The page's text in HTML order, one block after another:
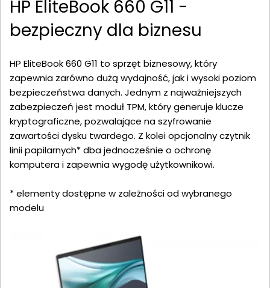
HP EliteBook 660 G11 -
bezpieczny dla biznesu
HP EliteBook 660 G11 to sprzęt biznesowy, który
zapewnia zarówno dużą wydajność, jak i wysoki poziom
bezpieczeństwa danych. Jednym z najważniejszych
zabezpieczeń jest moduł TPM, który generuje klucze
kryptograficzne, pozwalające na szyfrowanie
zawartości dysku twardego. Z kolei opcjonalny czytnik
linii papilarnych* dba jednocześnie o ochronę
komputera i zapewnia wygodę użytkownikowi.
* elementy dostępne w zależności od wybranego
modelu